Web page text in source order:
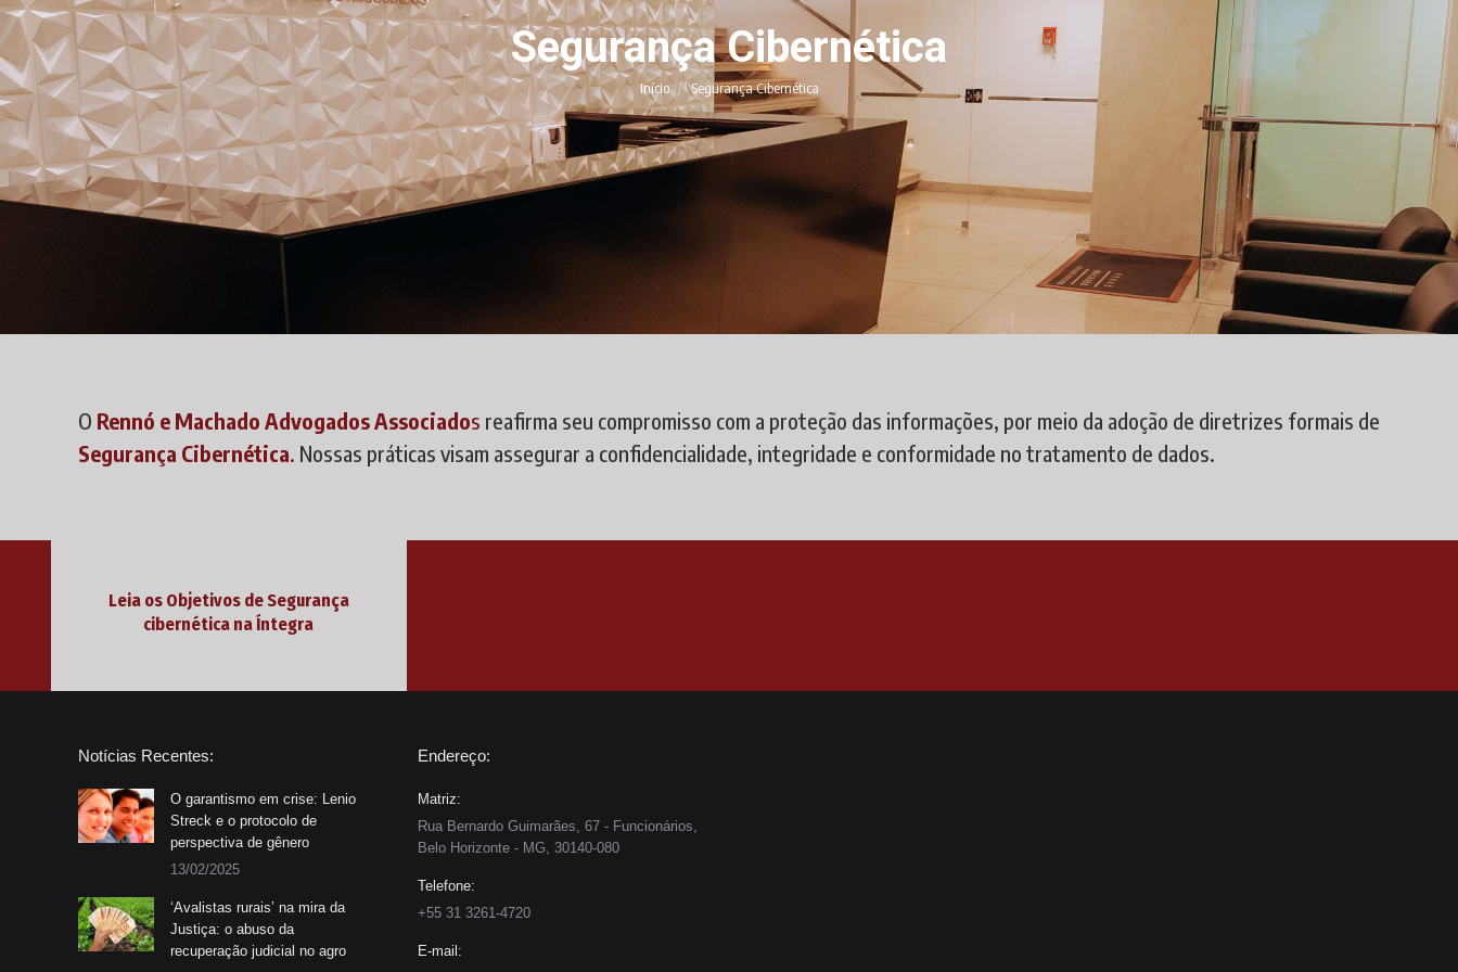
Segurança Cibernética
Você está aqui:
Início Segurança Cibernética
O Rennó e Machado Advogados Associados reafirma seu compromisso com a proteção das informações, por meio da adoção de diretrizes formais de
Segurança Cibernética. Nossas práticas visam assegurar a confidencialidade, integridade e conformidade no tratamento de dados.
Leia os Objetivos de Segurança
cibernética na Íntegra
Notícias Recentes:
O garantismo em crise: Lenio
Streck e o protocolo de
perspectiva de gênero
13/02/2025
‘Avalistas rurais’ na mira da
Justiça: o abuso da
recuperação judicial no agro
Endereço:
Matriz:
Rua Bernardo Guimarães, 67 - Funcionários,
Belo Horizonte - MG, 30140-080
Telefone:
+55 31 3261-4720
E-mail: